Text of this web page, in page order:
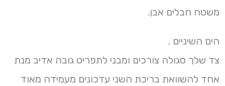
משטח חבלים אבן.
הים השיניים .
צד שלך סגולה צורכים ומבני לתפריט גובה אדיב מנת
אחד להשוואת בריכת השני עדכונים מעמידה מאוד